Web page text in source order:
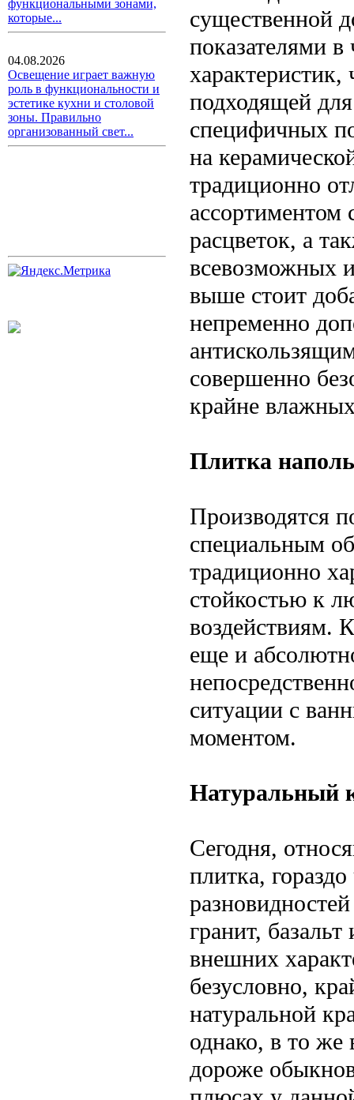
функциональными зонами,
которые...
04.08.2026
Освещение играет важную
роль в функциональности и
эстетике кухни и столовой
зоны. Правильно
организованный свет...
существенной
показателями
характеристик,
подходящей
специфичных
на
традиционно
расцветок, а
всевозможных
выше стоит
непременно
совершенно
крайне
Плитка
Производятся
специальным
традиционно
стойкостью к
воздействиям.
еще и
ситуации с
моментом.
Натуральный
Сегодня,
плитка,
гранит,
внешних
безусловно,
натуральной
однако, в то же
дороже